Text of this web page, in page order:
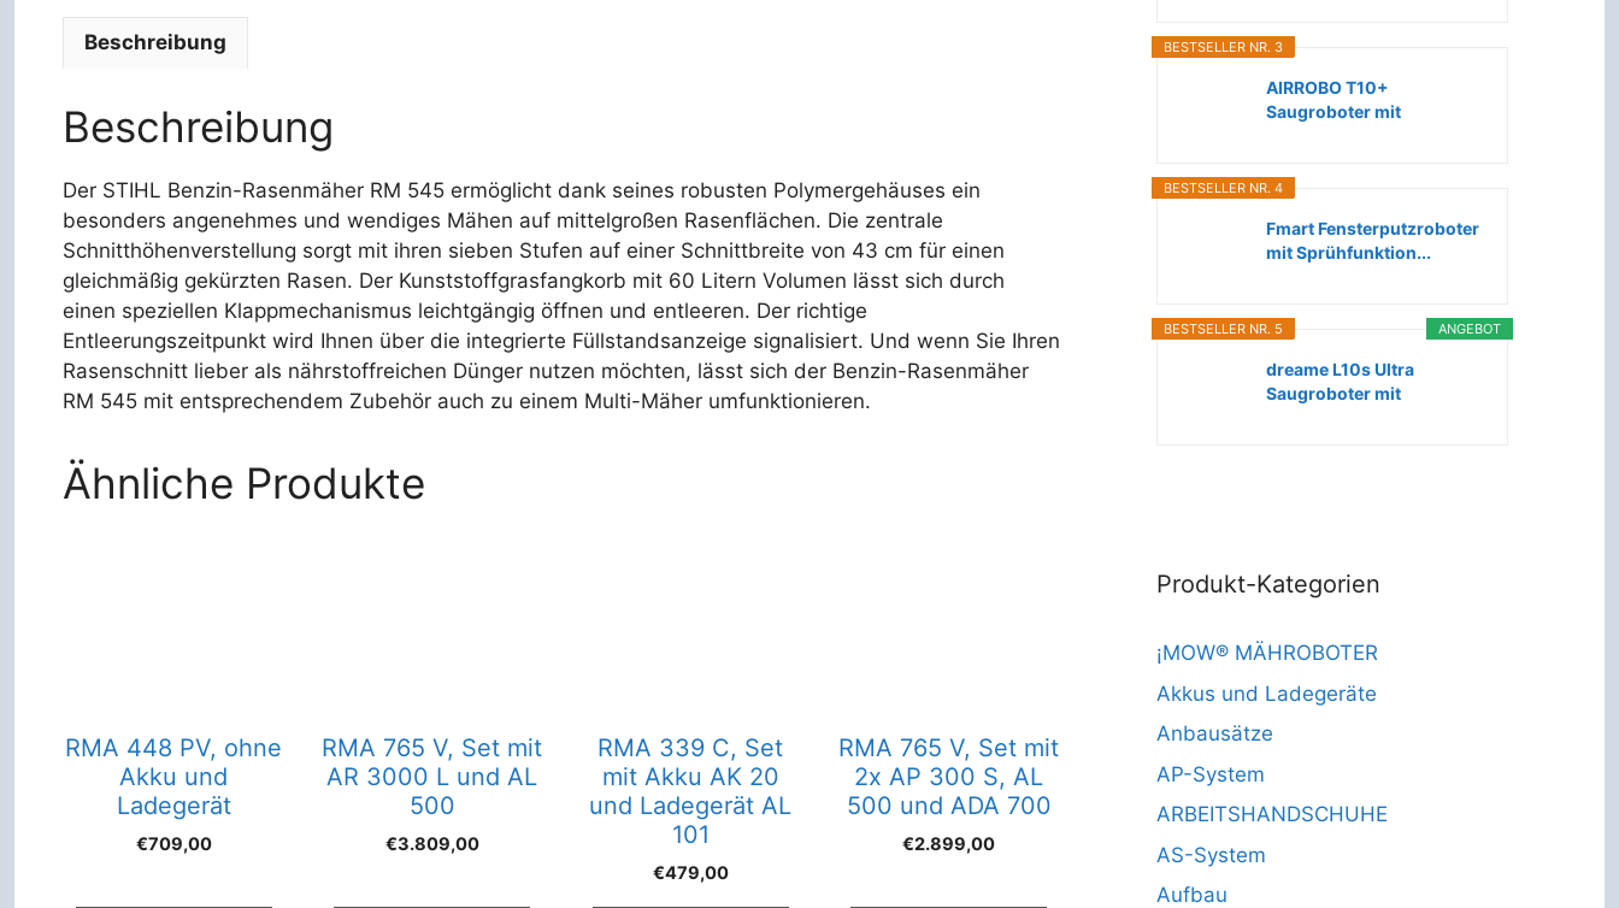
Beschreibung
Beschreibung
Der STIHL Benzin-Rasenmäher RM 545 ermöglicht dank seines robusten Polymergehäuses ein
besonders angenehmes und wendiges Mähen auf mittelgroßen Rasenflächen. Die zentrale
Schnitthöhenverstellung sorgt mit ihren sieben Stufen auf einer Schnittbreite von 43 cm für einen
gleichmäßig gekürzten Rasen. Der Kunststoffgrasfangkorb mit 60 Litern Volumen lässt sich durch
einen speziellen Klappmechanismus leichtgängig öffnen und entleeren. Der richtige
Entleerungszeitpunkt wird Ihnen über die integrierte Füllstandsanzeige signalisiert. Und wenn Sie Ihren
Rasenschnitt lieber als nährstoffreichen Dünger nutzen möchten, lässt sich der Benzin-Rasenmäher
RM 545 mit entsprechendem Zubehör auch zu einem Multi-Mäher umfunktionieren.
Ähnliche Produkte
RMA 448 PV, ohne
Akku und
Ladegerät
€709,00
RMA 765 V, Set mit
AR 3000 L und AL
500
€3.809,00
RMA 339 C, Set
mit Akku AK 20
und Ladegerät AL
101
€479,00
RMA 765 V, Set mit
2x AP 300 S, AL
500 und ADA 700
€2.899,00
BESTSELLER NR. 3
AIRROBO T10+
Saugroboter mit
BESTSELLER NR. 4
Fmart Fensterputzroboter
mit Sprühfunktion...
ANGEBOT
BESTSELLER NR. 5
dreame L10s Ultra
Saugroboter mit
Produkt-Kategorien
¡MOW® MÄHROBOTER
Akkus und Ladegeräte
Anbausätze
AP-System
ARBEITSHANDSCHUHE
AS-System
Aufbau